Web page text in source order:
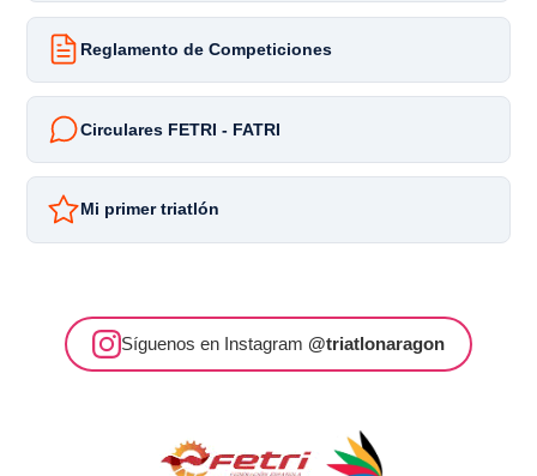
Reglamento de Competiciones
Circulares FETRI - FATRI
Mi primer triatlón
Síguenos en Instagram @triatlonaragon